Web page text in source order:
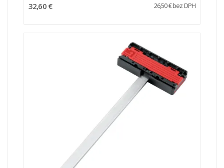
32,60 € 26,50 € bez DPH